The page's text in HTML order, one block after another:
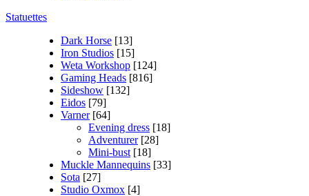
Statuettes
Dark Horse [13]
Iron Studios [15]
Weta Workshop [124]
Gaming Heads [816]
Sideshow [132]
Eidos [79]
Varner [64]
Evening dress [18]
Adventurer [28]
Mini-bust [18]
Muckle Mannequins [33]
Sota [27]
Studio Oxmox [4]